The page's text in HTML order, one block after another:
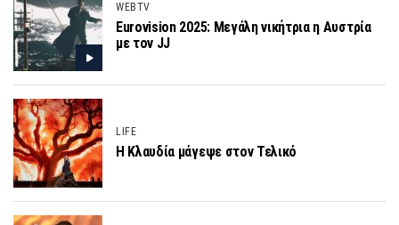
WEBTV
Eurovision 2025: Μεγάλη νικήτρια η Αυστρία
με τον JJ
LIFE
Η Κλαυδία μάγεψε στον Τελικό